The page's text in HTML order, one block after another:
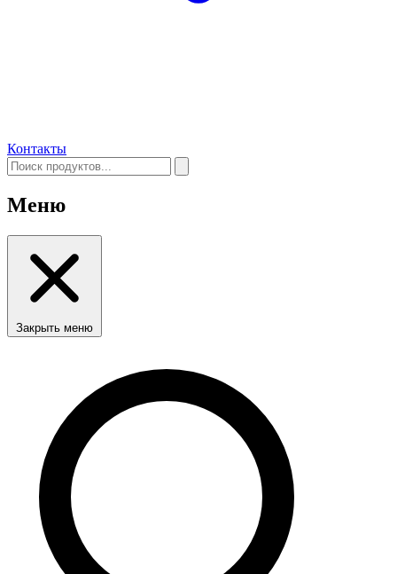
Контакты
Меню
Закрыть меню